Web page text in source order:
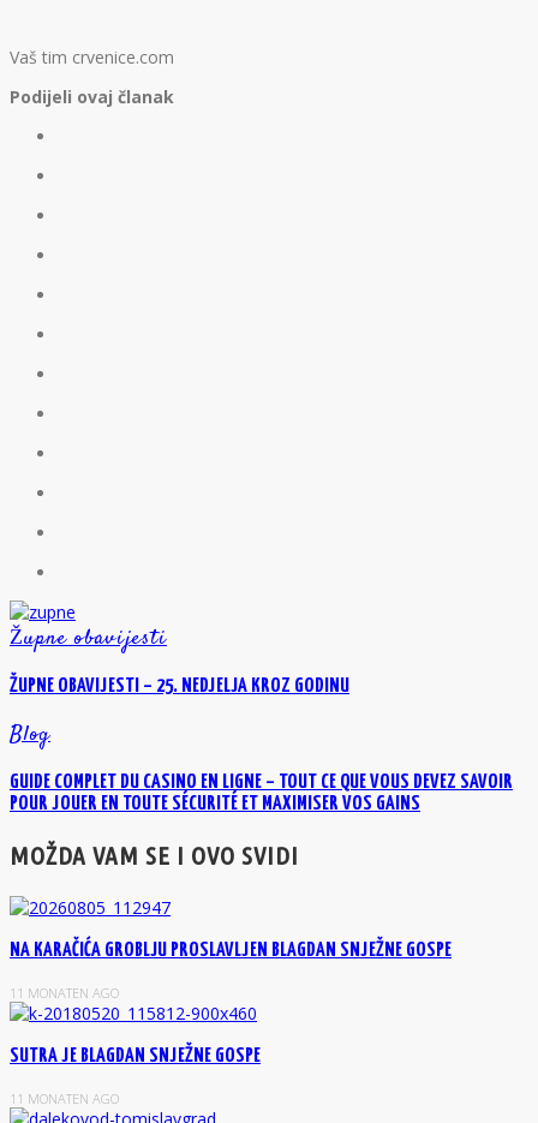
Vaš tim crvenice.com
Podijeli ovaj članak
Župne obavijesti
ŽUPNE OBAVIJESTI – 25. NEDJELJA KROZ GODINU
Blog
GUIDE COMPLET DU CASINO EN LIGNE – TOUT CE QUE VOUS DEVEZ SAVOIR
POUR JOUER EN TOUTE SÉCURITÉ ET MAXIMISER VOS GAINS
MOŽDA VAM SE I OVO SVIDI
NA KARAČIĆA GROBLJU PROSLAVLJEN BLAGDAN SNJEŽNE GOSPE
11 MONATEN AGO
SUTRA JE BLAGDAN SNJEŽNE GOSPE
11 MONATEN AGO